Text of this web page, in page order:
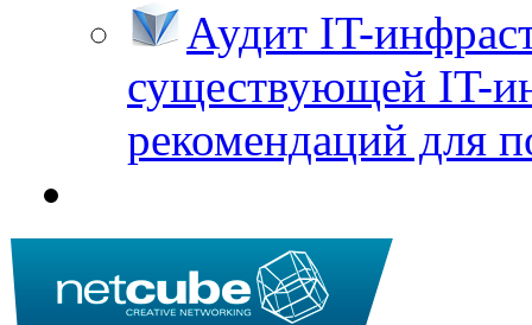
Аудит IT-
существующей IT-
рекомендаций для